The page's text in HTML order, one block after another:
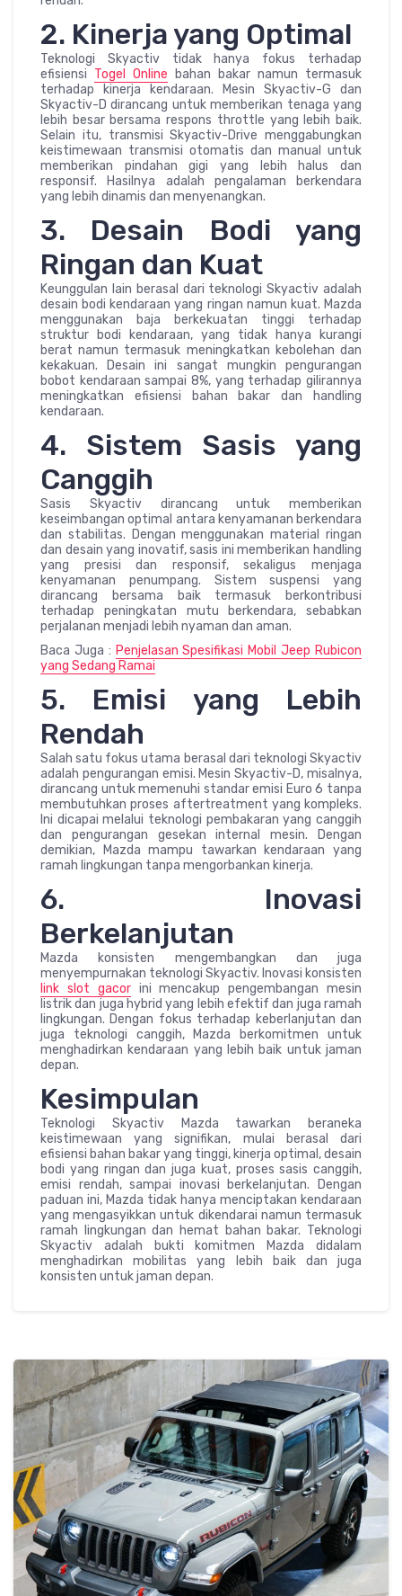
2. Kinerja yang Optimal
Teknologi Skyactiv tidak hanya fokus terhadap
efisiensi Togel Online bahan bakar namun termasuk
terhadap kinerja kendaraan. Mesin Skyactiv-G dan
Skyactiv-D dirancang untuk memberikan tenaga yang
lebih besar bersama respons throttle yang lebih baik.
Selain itu, transmisi Skyactiv-Drive menggabungkan
keistimewaan transmisi otomatis dan manual untuk
memberikan pindahan gigi yang lebih halus dan
responsif. Hasilnya adalah pengalaman berkendara
yang lebih dinamis dan menyenangkan.
3. Desain Bodi yang
Ringan dan Kuat
Keunggulan lain berasal dari teknologi Skyactiv adalah
desain bodi kendaraan yang ringan namun kuat. Mazda
menggunakan baja berkekuatan tinggi terhadap
struktur bodi kendaraan, yang tidak hanya kurangi
berat namun termasuk meningkatkan kebolehan dan
kekakuan. Desain ini sangat mungkin pengurangan
bobot kendaraan sampai 8%, yang terhadap gilirannya
meningkatkan efisiensi bahan bakar dan handling
kendaraan.
4. Sistem Sasis yang
Canggih
Sasis Skyactiv dirancang untuk memberikan
keseimbangan optimal antara kenyamanan berkendara
dan stabilitas. Dengan menggunakan material ringan
dan desain yang inovatif, sasis ini memberikan handling
yang presisi dan responsif, sekaligus menjaga
kenyamanan penumpang. Sistem suspensi yang
dirancang bersama baik termasuk berkontribusi
terhadap peningkatan mutu berkendara, sebabkan
perjalanan menjadi lebih nyaman dan aman.
Baca Juga : Penjelasan Spesifikasi Mobil Jeep Rubicon
yang Sedang Ramai
5. Emisi yang Lebih
Rendah
Salah satu fokus utama berasal dari teknologi Skyactiv
adalah pengurangan emisi. Mesin Skyactiv-D, misalnya,
dirancang untuk memenuhi standar emisi Euro 6 tanpa
membutuhkan proses aftertreatment yang kompleks.
Ini dicapai melalui teknologi pembakaran yang canggih
dan pengurangan gesekan internal mesin. Dengan
demikian, Mazda mampu tawarkan kendaraan yang
ramah lingkungan tanpa mengorbankan kinerja.
6. Inovasi
Berkelanjutan
Mazda konsisten mengembangkan dan juga
menyempurnakan teknologi Skyactiv. Inovasi konsisten
link slot gacorini mencakup pengembangan mesin
listrik dan juga hybrid yang lebih efektif dan juga ramah
lingkungan. Dengan fokus terhadap keberlanjutan dan
juga teknologi canggih, Mazda berkomitmen untuk
menghadirkan kendaraan yang lebih baik untuk jaman
depan.
Kesimpulan
Teknologi Skyactiv Mazda tawarkan beraneka
keistimewaan yang signifikan, mulai berasal dari
efisiensi bahan bakar yang tinggi, kinerja optimal, desain
bodi yang ringan dan juga kuat, proses sasis canggih,
emisi rendah, sampai inovasi berkelanjutan. Dengan
paduan ini, Mazda tidak hanya menciptakan kendaraan
yang mengasyikkan untuk dikendarai namun termasuk
ramah lingkungan dan hemat bahan bakar. Teknologi
Skyactiv adalah bukti komitmen Mazda didalam
menghadirkan mobilitas yang lebih baik dan juga
konsisten untuk jaman depan.